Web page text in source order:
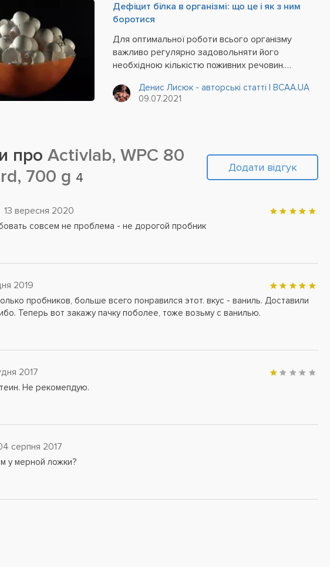
Дефіцит білка в організмі: що це і як з ним
боротися
Для оптимальної роботи всього організму
важливо регулярно задовольняти його
необхідною кількістю поживних речовин.
саме білки (протеїни). Вони є не лише основним
«будівельним» матеріалом для створення
Денис Лисюк - авторські статті | BCAA.UA
09.07.2021
про Activlab, WPC 80
700 g 4
Додати відгук
13 вересня 2020
совсем не проблема - не дорогой пробник
2019
пробников, больше всего понравился этот. вкус - ваниль. Доставили
Теперь вот закажу пачку поболее, тоже возьму с ванилью.
2017
Не рекомепдую.
серпня 2017
у мерной ложки?